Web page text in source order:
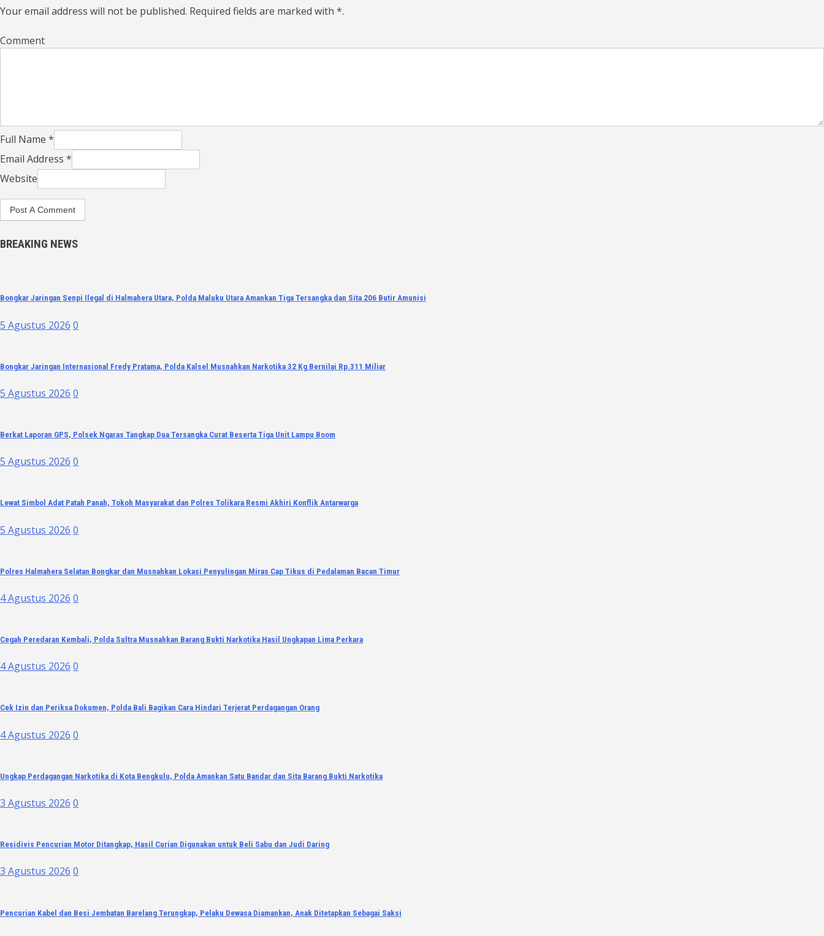
Your email address will not be published. Required fields are marked with *.
Comment
Full Name *
Email Address *
Website
BREAKING NEWS
Bongkar Jaringan Senpi Ilegal di Halmahera Utara, Polda Maluku Utara Amankan Tiga Tersangka dan Sita 206 Butir Amunisi
5 Agustus 2026 0
Bongkar Jaringan Internasional Fredy Pratama, Polda Kalsel Musnahkan Narkotika 32 Kg Bernilai Rp.311 Miliar
5 Agustus 2026 0
Berkat Laporan GPS, Polsek Ngaras Tangkap Dua Tersangka Curat Beserta Tiga Unit Lampu Boom
5 Agustus 2026 0
Lewat Simbol Adat Patah Panah, Tokoh Masyarakat dan Polres Tolikara Resmi Akhiri Konflik Antarwarga
5 Agustus 2026 0
Polres Halmahera Selatan Bongkar dan Musnahkan Lokasi Penyulingan Miras Cap Tikus di Pedalaman Bacan Timur
4 Agustus 2026 0
Cegah Peredaran Kembali, Polda Sultra Musnahkan Barang Bukti Narkotika Hasil Ungkapan Lima Perkara
4 Agustus 2026 0
Cek Izin dan Periksa Dokumen, Polda Bali Bagikan Cara Hindari Terjerat Perdagangan Orang
4 Agustus 2026 0
Ungkap Perdagangan Narkotika di Kota Bengkulu, Polda Amankan Satu Bandar dan Sita Barang Bukti Narkotika
3 Agustus 2026 0
Residivis Pencurian Motor Ditangkap, Hasil Curian Digunakan untuk Beli Sabu dan Judi Daring
3 Agustus 2026 0
Pencurian Kabel dan Besi Jembatan Barelang Terungkap, Pelaku Dewasa Diamankan, Anak Ditetapkan Sebagai Saksi